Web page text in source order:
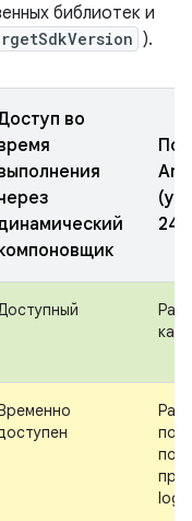
библиотек и
).
во
24)
как
Временно